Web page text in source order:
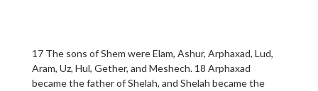
17 The sons of Shem were Elam, Ashur, Arphaxad, Lud,
Aram, Uz, Hul, Gether, and Meshech. 18 Arphaxad
became the father of Shelah, and Shelah became the